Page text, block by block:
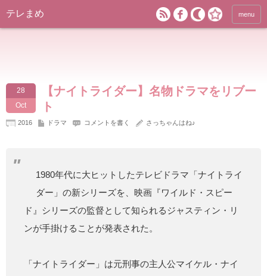
テレまめ menu
28
Oct
【ナイトライダー】名物ドラマをリブー
ト
2016 ドラマ コメントを書く さっちゃんはね♪
1980年代に大ヒットしたテレビドラマ「ナイトライ
ダー」の新シリーズを、映画『ワイルド・スピー
ド』シリーズの監督として知られるジャスティン・リ
ンが手掛けることが発表された。
「ナイトライダー」は元刑事の主人公マイケル・ナイ